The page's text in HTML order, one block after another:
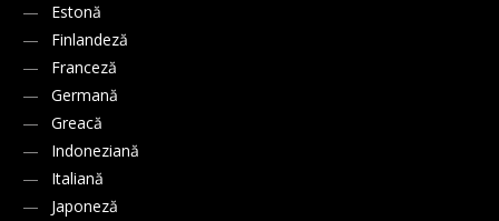
Estonă
Finlandeză
Franceză
Germană
Greacă
Indoneziană
Italiană
Japoneză